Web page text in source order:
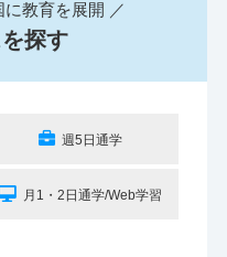
教育を展開 ／
探す
週5日通学
月1・2日通学/Web学習